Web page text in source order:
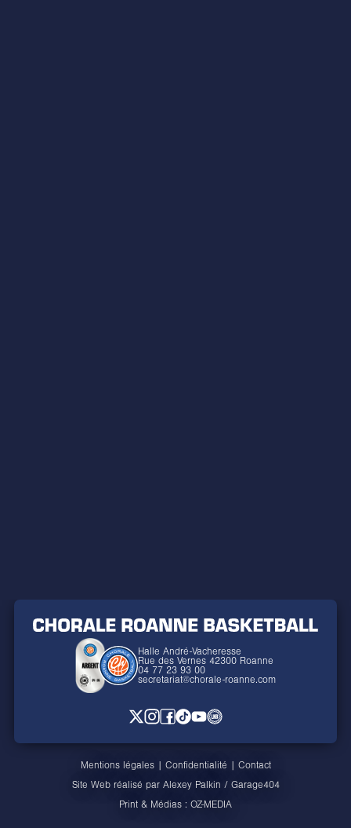
Halle André-Vacheresse
Rue des Vernes 42300 Roanne
04 77 23 93 00
secretariat@chorale-roanne.com
Mentions légales| Confidentialité | Contact
Site Web réalisé par Alexey Palkin / Garage404
Print & Médias : OZ-MEDIA